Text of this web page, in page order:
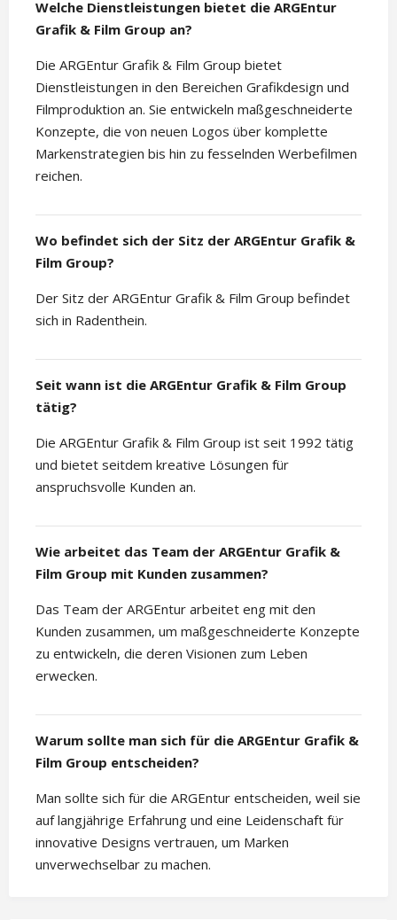
Welche Dienstleistungen bietet die ARGEntur
Grafik & Film Group an?
Die ARGEntur Grafik & Film Group bietet
Dienstleistungen in den Bereichen Grafikdesign und
Filmproduktion an. Sie entwickeln maßgeschneiderte
Konzepte, die von neuen Logos über komplette
Markenstrategien bis hin zu fesselnden Werbefilmen
reichen.
Wo befindet sich der Sitz der ARGEntur Grafik &
Film Group?
Der Sitz der ARGEntur Grafik & Film Group befindet
sich in Radenthein.
Seit wann ist die ARGEntur Grafik & Film Group
tätig?
Die ARGEntur Grafik & Film Group ist seit 1992 tätig
und bietet seitdem kreative Lösungen für
anspruchsvolle Kunden an.
Wie arbeitet das Team der ARGEntur Grafik &
Film Group mit Kunden zusammen?
Das Team der ARGEntur arbeitet eng mit den
Kunden zusammen, um maßgeschneiderte Konzepte
zu entwickeln, die deren Visionen zum Leben
erwecken.
Warum sollte man sich für die ARGEntur Grafik &
Film Group entscheiden?
Man sollte sich für die ARGEntur entscheiden, weil sie
auf langjährige Erfahrung und eine Leidenschaft für
innovative Designs vertrauen, um Marken
unverwechselbar zu machen.